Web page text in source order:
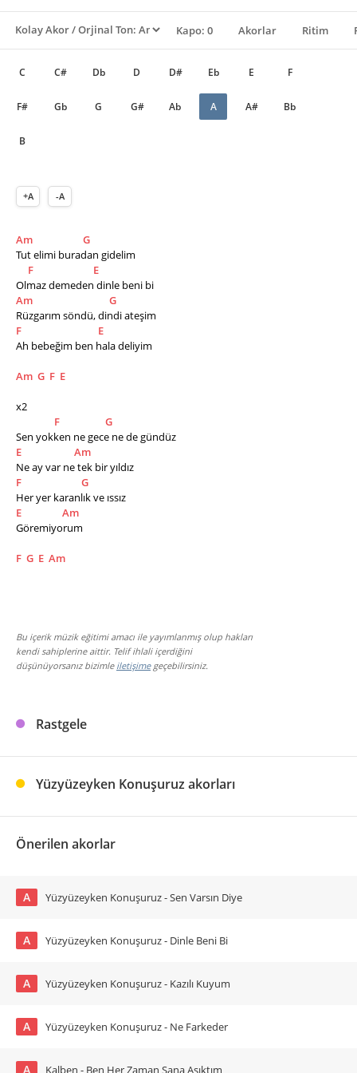
Kapo: 0 Akorlar Ritim
C C# Db D D# Eb E F
F# Gb G G# Ab A A# Bb
B
+A -A
Am
G
Tut elimi buradan gidelim
F
E
Olmaz demeden dinle beni bi
Am
G
Rüzgarım söndü, dindi ateşim
F
E
Ah bebeğim ben hala deliyim
Am G F E
x2
F
G
Sen yokken ne gece ne de gündüz
E
Am
Ne ay var ne tek bir yıldız
F
G
Her yer karanlık ve ıssız
E
Am
Göremiyorum
F G E Am
Bu içerik müzik eğitimi amacı ile yayımlanmış olup hakları
kendi sahiplerine aittir. Telif ihlali içerdiğini
düşünüyorsanız bizimle iletişimegeçebilirsiniz.
Rastgele
Yüzyüzeyken Konuşuruz akorları
Önerilen akorlar
A Yüzyüzeyken Konuşuruz - Sen Varsın Diye
A Yüzyüzeyken Konuşuruz - Dinle Beni Bi
A Yüzyüzeyken Konuşuruz - Kazılı Kuyum
A Yüzyüzeyken Konuşuruz - Ne Farkeder
A Kalben - Ben Her Zaman Sana Aşıktım